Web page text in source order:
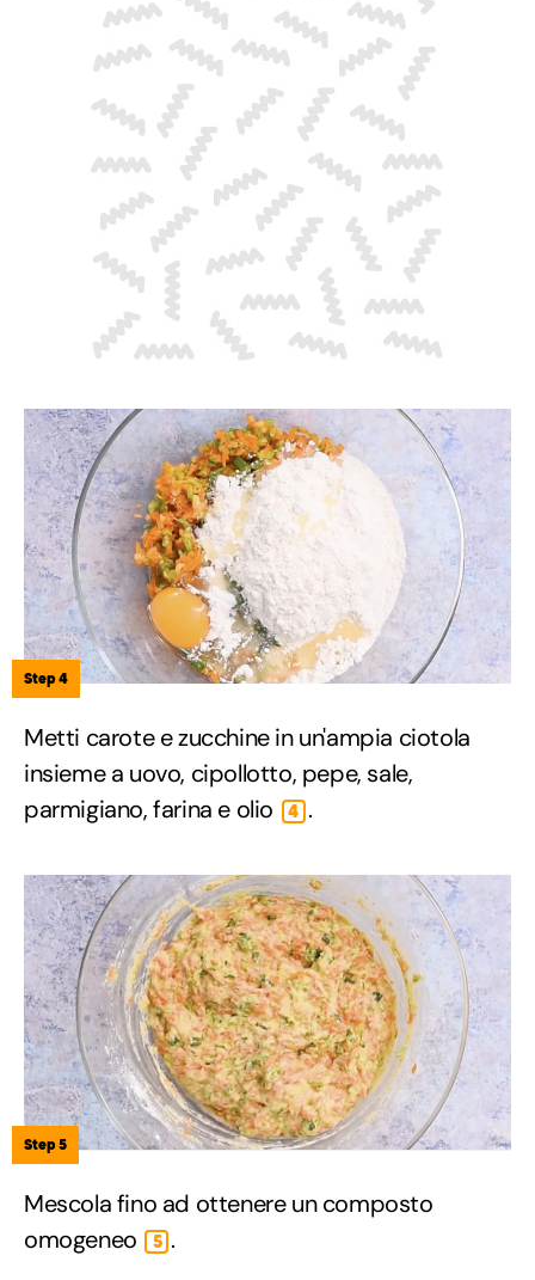
Step 4
Metti carote e zucchine in un'ampia ciotola
insieme a uovo, cipollotto, pepe, sale,
parmigiano, farina e olio
4 .
Step 5
Mescola fino ad ottenere un composto
omogeneo
5 .